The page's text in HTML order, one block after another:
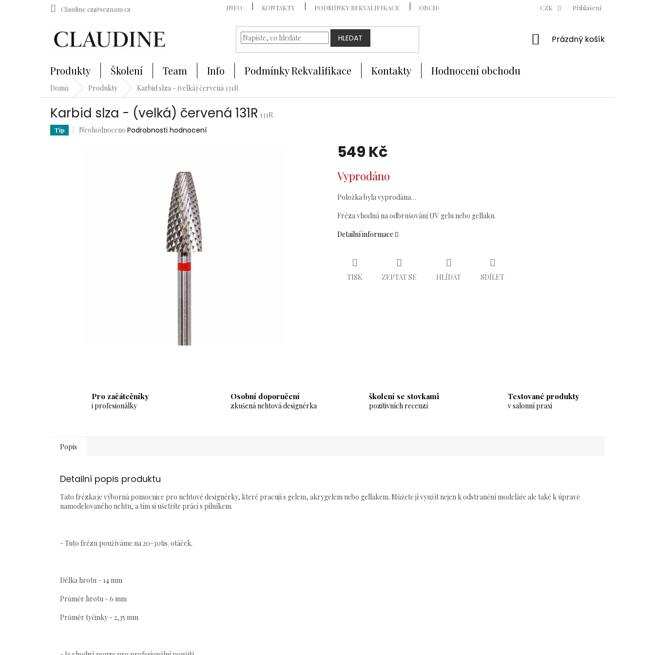
Claudine.cz@seznam.cz INFO KONTAKTY PODMÍNKY REKVALIFIKACE OBCHODNÍ PODMÍNKY OCHRANA OSOBNÍCH ÚDAJŮ
CZK Přihlášení
HLEDAT
NÁKUPNÍ
Prázdný košík
Produkty Školení Team Info Podmínky Rekvalifikace Kontakty Hodnocení obchodu
Domů Produkty Karbid slza - (velká) červená 131R
Karbid slza - (velká) červená 131R 131R
Tip
Průměrné
Neohodnoceno Podrobnosti hodnocení
549 Kč
cena:
Vyprodáno
Položka byla vyprodána…
Fréza vhodná na odbrušování UV gelu nebo gellaku.
Detailní informace
TISK ZEPTAT SE HLÍDAT SDÍLET
Pro začátečníky
i profesionálky
Osobní doporučení
zkušená nehtová designérka
školení se stovkami
pozitivních recenzí
Testované produkty
v salonní praxi
Popis
Detailní popis produktu
Tato frézka je výborná pomocnice pro nehtové designérky, které pracují s gelem, akrygelem nebo gellakem. Můžete jí využít nejen k odstranění modeláře ale také k úpravě
namodelovaného nehtu, a tím si ušetříte práci s pilníkem.
- Tuto frézu používáme na 20-30tis. otáček.
Délka hrotu - 14 mm
Průměr hrotu - 6 mm
Průměr tyčinky - 2,35 mm